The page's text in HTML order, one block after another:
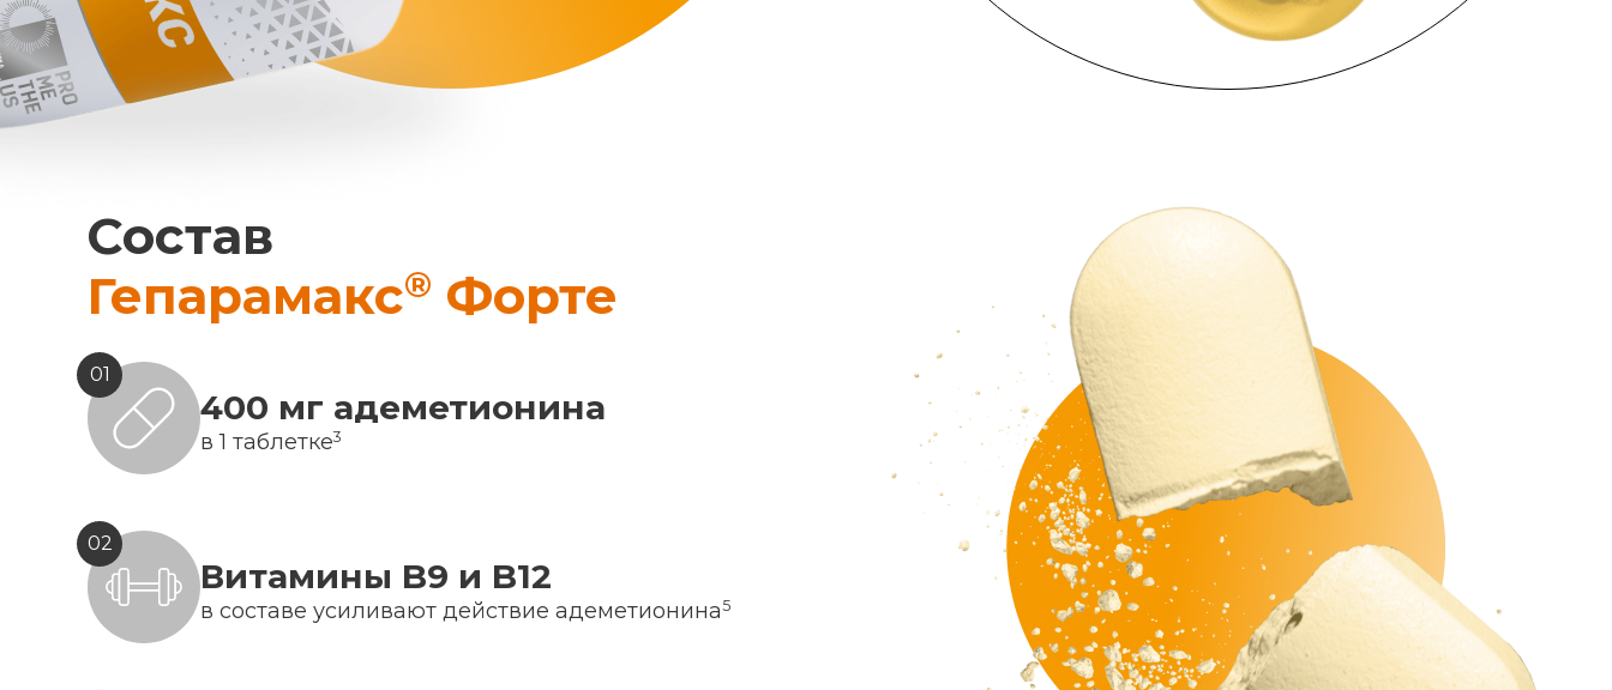
Состав
Гепарамакс® Форте
01
400 мг адеметионина
в 1 таблетке3
02
Витамины B9 и B12
в составе усиливают действие адеметионина5